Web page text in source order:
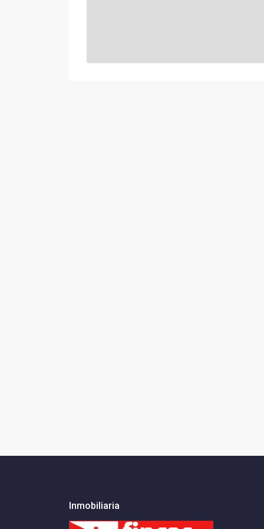
Inmobiliaria